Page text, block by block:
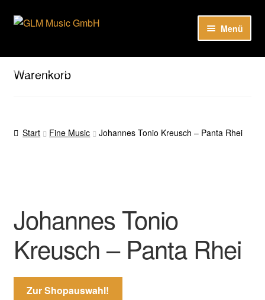
Hier sind unsere Neuigkeiten zu hören: Spotify
Zur
Zum
Menü
Unser Katalog
Warenkorb
Start Fine Music Johannes Tonio Kreusch – Panta Rhei
Johannes Tonio
Kreusch – Panta Rhei
Zur Shopauswahl!